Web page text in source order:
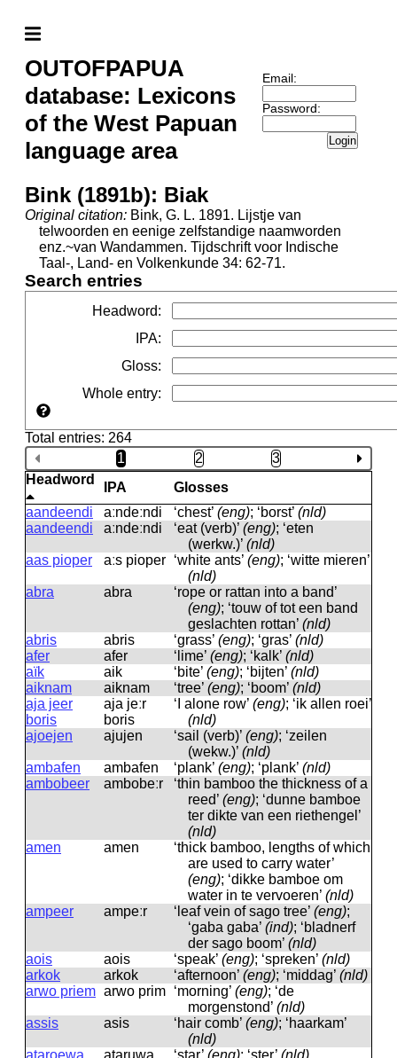
OUTOFPAPUA
database: Lexicons
of the West Papuan
language area
Email:
Password:
Login
Bink (1891b): Biak
Original citation: Bink, G. L. 1891. Lijstje van
telwoorden en eenige zelfstandige naamworden
enz.~van Wandammen. Tijdschrift voor Indische
Taal-, Land- en Volkenkunde 34: 62-71.
Search entries
Headword:
IPA:
Gloss:
Whole entry:
Total entries: 264
1
2
3
Headword
IPA
Glosses
aandeendi
aːndeːndi ‘chest’ (eng); ‘borst’ (nld)
aandeendi
aːndeːndi ‘eat (verb)’ (eng); ‘eten
(werkw.)’ (nld)
aas pioper
aːs pioper ‘white ants’ (eng); ‘witte mieren’
(nld)
abra
abra
‘rope or rattan into a band’
(eng); ‘touw of tot een band
geslachten rottan’ (nld)
abris
abris ‘grass’ (eng); ‘gras’ (nld)
afer
afer ‘lime’ (eng); ‘kalk’ (nld)
aïk
aik ‘bite’ (eng); ‘bijten’ (nld)
aiknam
aiknam ‘tree’ (eng); ‘boom’ (nld)
aja jeer
boris
aja jeːr
boris
‘I alone row’ (eng); ‘ik allen roei’
(nld)
ajoejen
ajujen ‘sail (verb)’ (eng); ‘zeilen
(wekw.)’ (nld)
ambafen
ambafen ‘plank’ (eng); ‘plank’ (nld)
ambobeer
ambobeːr
‘thin bamboo the thickness of a
reed’ (eng); ‘dunne bamboe
ter dikte van een riethengel’
(nld)
amen
amen
‘thick bamboo, lengths of which
are used to carry water’
(eng); ‘dikke bamboe om
water in te vervoeren’ (nld)
ampeer
ampeːr ‘leaf vein of sago tree’ (eng);
‘gaba gaba’ (ind); ‘bladnerf
der sago boom’ (nld)
aois
aois ‘speak’ (eng); ‘spreken’ (nld)
arkok
arkok ‘afternoon’ (eng); ‘middag’ (nld)
arwo priem arwo prim ‘morning’ (eng); ‘de
morgenstond’ (nld)
assis
asis ‘hair comb’ (eng); ‘haarkam’
(nld)
ataroewa
ataruwa ‘star’ (eng); ‘ster’ (nld)